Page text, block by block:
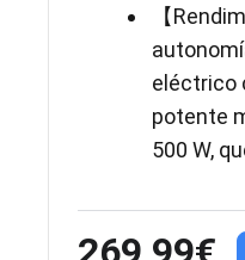
【
eléctrico
potente
500 W,